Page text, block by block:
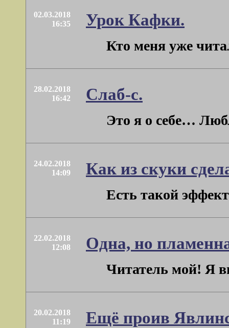
02.03.2018
16:35
Урок Кафки.
Кто меня уже
28.02.2018
16:42
Слаб-с.
Это я о себе…
24.02.2018
14:09
Как из скуки
Есть такой
22.02.2018
12:08
Одна, но
Читатель мой! Я
20.02.2018
11:19
Ещё проив